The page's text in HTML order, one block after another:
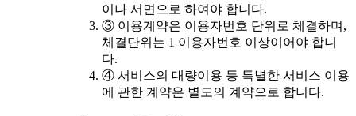
이나 서면으로 하여야 합니다.
③ 이용계약은 이용자번호 단위로 체결하며,
체결단위는 1 이용자번호 이상이어야 합니
다.
④ 서비스의 대량이용 등 특별한 서비스 이용
에 관한 계약은 별도의 계약으로 합니다.